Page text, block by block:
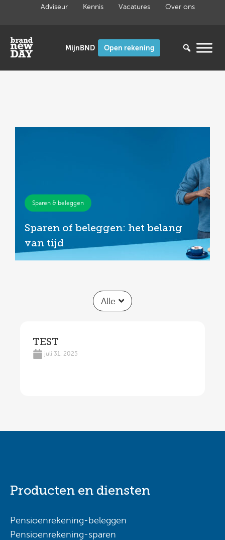
inhoud
Adviseur Kennis Vacatures Over ons
Open rekening
Sparen & beleggen
Sparen of beleggen: het belang
van tijd
Alle
TEST
juli 31, 2025
Producten en diensten
Pensioenrekening-beleggen
Pensioenrekening-sparen